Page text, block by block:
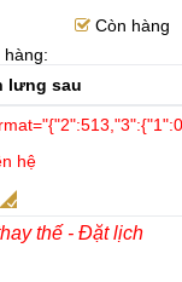
Còn hàng
hàng:
lưng sau
hệ
thế - Đặt lịch